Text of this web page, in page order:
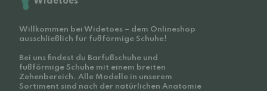
Willkommen bei Widetoes – dem Onlineshop
ausschließlich für fußförmige Schuhe!
Bei uns findest du Barfußschuhe und
fußförmige Schuhe mit einem breiten
Zehenbereich. Alle Modelle in unserem
Sortiment sind nach der natürlichen Anatomie